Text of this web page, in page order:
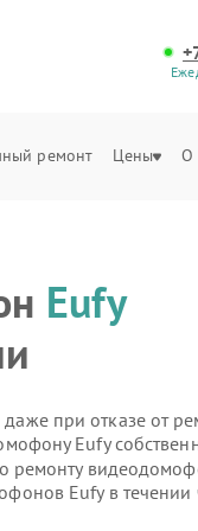
ремонт Цены О
Eufy
даже при отказе от
Eufy
ремонту
Eufy в течении